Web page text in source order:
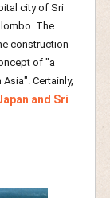
city of Sri
The
construction
of "a
Certainly,
and Sri